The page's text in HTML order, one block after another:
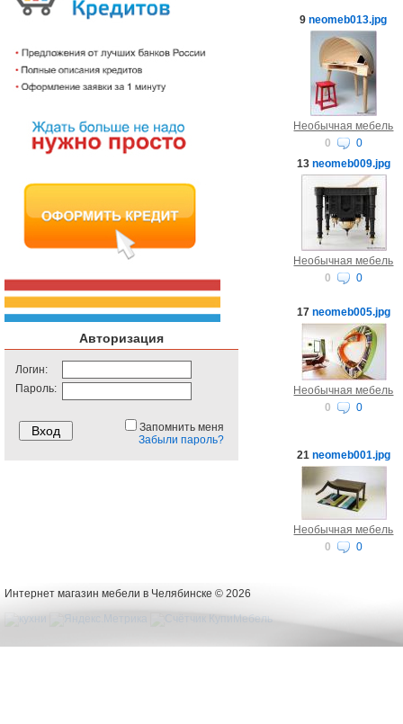
Авторизация
Логин:
Пароль:
Запомнить меня
Забыли пароль?
9neomeb013.jpg
Необычная мебель
0
0
13 neomeb009.jpg
Необычная мебель
0
0
17 neomeb005.jpg
Необычная мебель
0
0
21 neomeb001.jpg
Необычная мебель
0
0
Интернет магазин мебели в Челябинске © 2026